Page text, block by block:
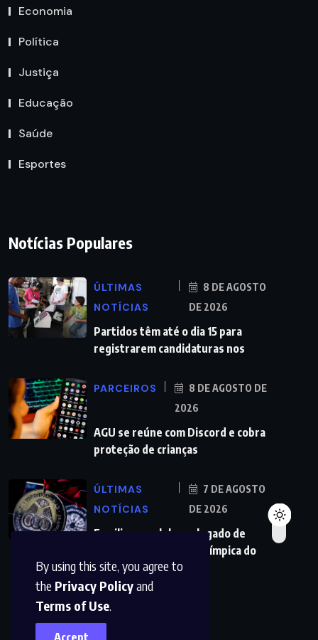
By using this site, you agree to
the Privacy Policyand
Terms of Use.
Accept
Economia
Política
Justiça
Educação
Saúde
Esportes
Notícias Populares
ÚLTIMAS
NOTÍCIAS
8 DE AGOSTO
DE 2026
Partidos têm até o dia 15 para
registrarem candidaturas nos
PARCEIROS
8 DE AGOSTO DE
2026
AGU se reúne com Discord e cobra
proteção de crianças
ÚLTIMAS
NOTÍCIAS
7 DE AGOSTO
DE 2026
Familiares celebram legado de
primeira medalha paralímpica do
Brasil